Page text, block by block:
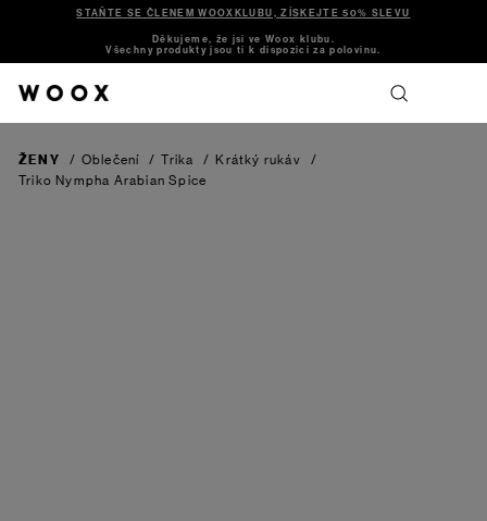
STAŇTE SE ČLENEM WOOXKLUBU, ZÍSKEJTE 50% SLEVU
Děkujeme, že jsi ve Woox klubu.
Všechny produkty jsou ti k dispozici za polovinu.
ŽENY / Oblečení / Trika / Krátký rukáv
/
Triko Nympha Arabian Spice